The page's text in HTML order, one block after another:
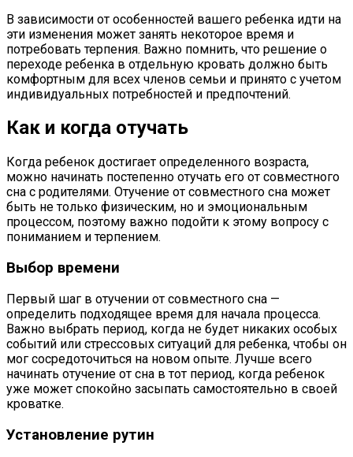
В зависимости от особенностей вашего ребенка идти на
эти изменения может занять некоторое время и
потребовать терпения. Важно помнить, что решение о
переходе ребенка в отдельную кровать должно быть
комфортным для всех членов семьи и принято с учетом
индивидуальных потребностей и предпочтений.
Как и когда отучать
Когда ребенок достигает определенного возраста,
можно начинать постепенно отучать его от совместного
сна с родителями. Отучение от совместного сна может
быть не только физическим, но и эмоциональным
процессом, поэтому важно подойти к этому вопросу с
пониманием и терпением.
Выбор времени
Первый шаг в отучении от совместного сна —
определить подходящее время для начала процесса.
Важно выбрать период, когда не будет никаких особых
событий или стрессовых ситуаций для ребенка, чтобы он
мог сосредоточиться на новом опыте. Лучше всего
начинать отучение от сна в тот период, когда ребенок
уже может спокойно засыпать самостоятельно в своей
кроватке.
Установление рутин